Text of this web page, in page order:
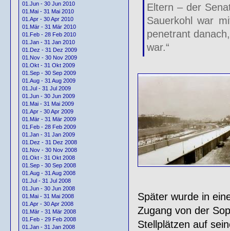
01.Jun - 30 Jun 2010
01.Mai - 31 Mai 2010
01.Apr - 30 Apr 2010
01.Mär - 31 Mär 2010
01.Feb - 28 Feb 2010
01.Jan - 31 Jan 2010
01.Dez - 31 Dez 2009
01.Nov - 30 Nov 2009
01.Okt - 31 Okt 2009
01.Sep - 30 Sep 2009
01.Aug - 31 Aug 2009
01.Jul - 31 Jul 2009
01.Jun - 30 Jun 2009
01.Mai - 31 Mai 2009
01.Apr - 30 Apr 2009
01.Mär - 31 Mär 2009
01.Feb - 28 Feb 2009
01.Jan - 31 Jan 2009
01.Dez - 31 Dez 2008
01.Nov - 30 Nov 2008
01.Okt - 31 Okt 2008
01.Sep - 30 Sep 2008
01.Aug - 31 Aug 2008
01.Jul - 31 Jul 2008
01.Jun - 30 Jun 2008
01.Mai - 31 Mai 2008
01.Apr - 30 Apr 2008
01.Mär - 31 Mär 2008
01.Feb - 29 Feb 2008
01.Jan - 31 Jan 2008
Eltern – der
Sauerkohl war
penetrant
war.“
Später wurde in
Zugang von der
Stellplätzen auf